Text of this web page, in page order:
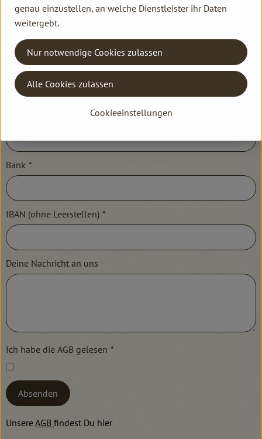
Ort
Telefon *
Bank *
IBAN (ohne Leerstellen) *
Deine Nachricht an uns
Ich habe die AGB gelesen *
Absenden
UnsereAGB findest Du hier
genau einzustellen, an welche Dienstleister ihr Daten
weitergebt.
Cookieeinstellungen
Nur notwendige Cookies zulassen
Alle Cookies zulassen